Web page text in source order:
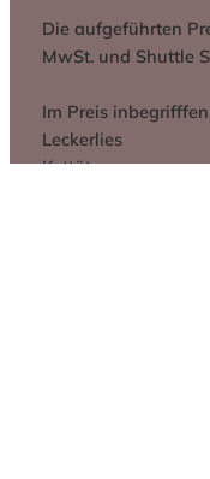
Die aufgeführten
MwSt. und Shuttle
Im Preis
Leckerlies
Kottüten